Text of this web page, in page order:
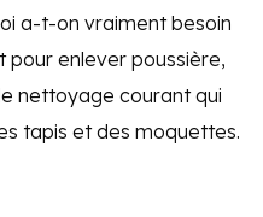
a-t-on vraiment besoin
pour enlever poussière,
nettoyage courant qui
tapis et des moquettes.